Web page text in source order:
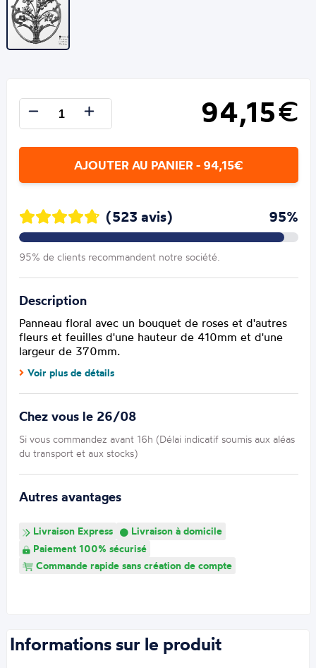
94,15€
AJOUTER AU PANIER - 94,15€
(523 avis) 95%
95% de clients recommandent notre société.
Description
Panneau floral avec un bouquet de roses et d'autres
fleurs et feuilles d'une hauteur de 410mm et d'une
largeur de 370mm.
Voir plus de détails
Chez vous le 26/08
Si vous commandez avant 16h (Délai indicatif soumis aux aléas
du transport et aux stocks)
Autres avantages
Livraison Express
Livraison à domicile
Paiement 100% sécurisé
Commande rapide sans création de compte
Informations sur le produit